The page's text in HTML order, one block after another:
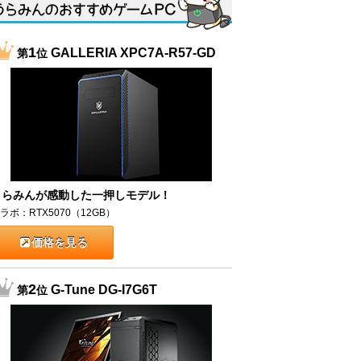
第1位GALLERIA XPC7A-R57-GD
みんが感動した一押しモデル！
ボ：RTX5070（12GB）
価格を見る
第2位G-Tune DG-I7G6T